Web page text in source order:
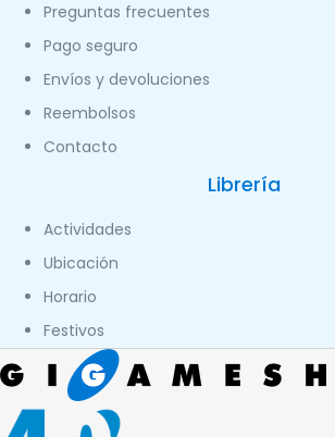
Preguntas frecuentes
Pago seguro
Envíos y devoluciones
Reembolsos
Contacto
Librería
Actividades
Ubicación
Horario
Festivos